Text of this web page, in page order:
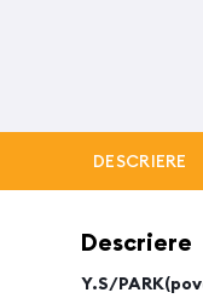
DESCRIERE
Descriere
Y.S/